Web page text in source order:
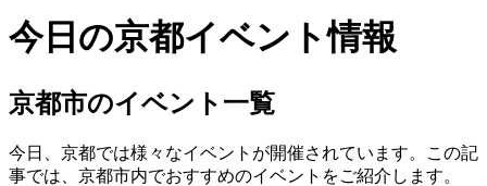
今日の京都イベント情報
京都市のイベント一覧
今日、京都では様々なイベントが開催されています。この記
事では、京都市内でおすすめのイベントをご紹介します。